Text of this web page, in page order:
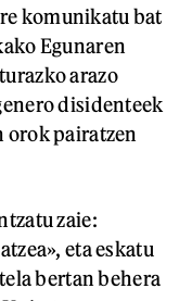
komunikatu bat
Egunaren
arazo
disidenteek
orok pairatzen
zaie:
eta eskatu
bertan behera